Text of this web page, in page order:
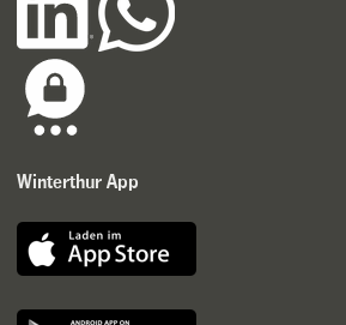
Winterthur App